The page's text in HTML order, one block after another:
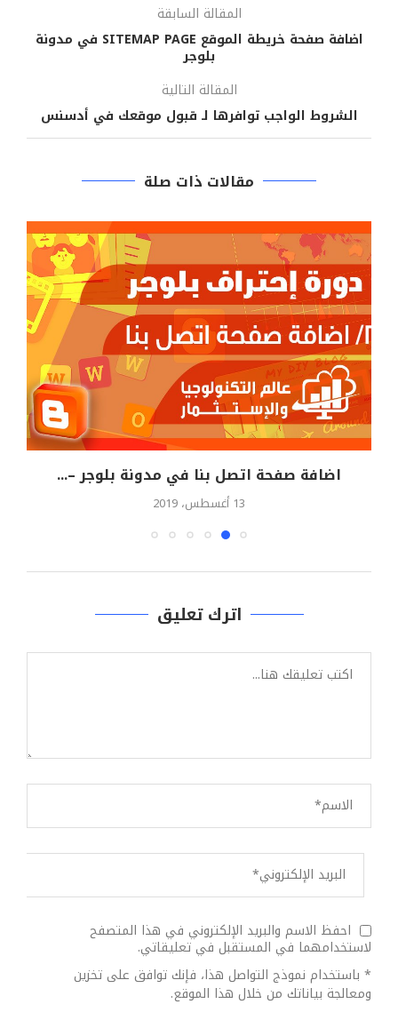
المقالة السابقة
اضافة صفحة خريطة الموقع SITEMAP PAGE في مدونة
بلوجر
المقالة التالية
الشروط الواجب توافرها لـ قبول موقعك في أدسنس
مقالات ذات صلة
اضافة صفحة اتصل بنا في مدونة بلوجر –...
13 أغسطس، 2019
اترك تعليق
احفظ الاسم والبريد الإلكتروني في هذا المتصفح
لاستخدامهما في المستقبل في تعليقاتي.
* باستخدام نموذج التواصل هذا، فإنك توافق على تخزين
ومعالجة بياناتك من خلال هذا الموقع.